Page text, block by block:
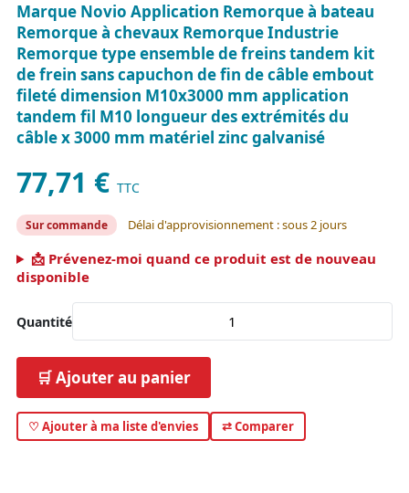
Marque Novio Application Remorque à bateau
Remorque à chevaux Remorque Industrie
Remorque type ensemble de freins tandem kit
de frein sans capuchon de fin de câble embout
fileté dimension M10x3000 mm application
tandem fil M10 longueur des extrémités du
câble x 3000 mm matériel zinc galvanisé
77,71 € TTC
Sur commande Délai d'approvisionnement : sous 2 jours
📩 Prévenez-moi quand ce produit est de nouveau
disponible
Quantité
🛒 Ajouter au panier
♡ Ajouter à ma liste d'envies ⇄ Comparer